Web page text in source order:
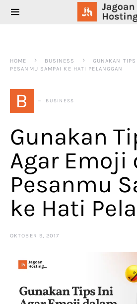
SEARCH FOR:
HOME BUSINESS
GUNAKAN
PESANMU SAMPAI KE HATI PELANGGAN
B BUSINESS
Gunakan
Agar Emoji
Pesanmu
ke Hati
OKTOBER 9, 2017